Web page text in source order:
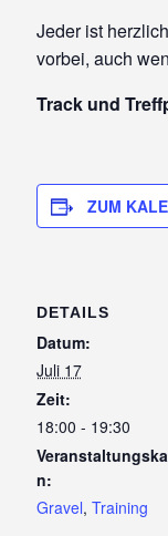
Jeder ist
vorbei, auch
Track und
ZUM
DETAILS
Datum:
Juli 17
Zeit:
18:00 - 19:30
n:
Gravel, Training